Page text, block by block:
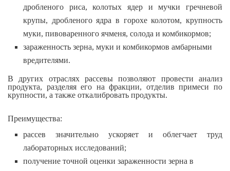
дробленого риса, колотых ядер и мучки гречневой
крупы, дробленого ядра в горохе колотом, крупность
муки, пивоваренного ячменя, солода и комбикормов;
зараженность зерна, муки и комбикормов амбарными
вредителями.
В других отраслях рассевы позволяют провести анализ
продукта, разделяя его на фракции, отделив примеси по
крупности, а также откалибровать продукты.
Преимущества:
рассев значительно ускоряет и облегчает труд
лабораторных исследований;
получение точной оценки зараженности зерна в